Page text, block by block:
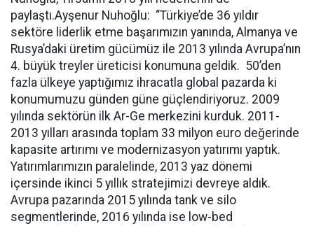
paylaştı.Ayşenur Nuhoğlu: “Türkiye’de 36 yıldır
sektöre liderlik etme başarımızın yanında, Almanya ve
Rusya’daki üretim gücümüz ile 2013 yılında Avrupa’nın
4. büyük treyler üreticisi konumuna geldik. 50’den
fazla ülkeye yaptığımız ihracatla global pazarda ki
konumumuzu günden güne güçlendiriyoruz. 2009
yılında sektörün ilk Ar-Ge merkezini kurduk. 2011-
2013 yılları arasında toplam 33 milyon euro değerinde
kapasite artırımı ve modernizasyon yatırımı yaptık.
Yatırımlarımızın paralelinde, 2013 yaz dönemi
içersinde ikinci 5 yıllık stratejimizi devreye aldık.
Avrupa pazarında 2015 yılında tank ve silo
segmentlerinde, 2016 yılında ise low-bed